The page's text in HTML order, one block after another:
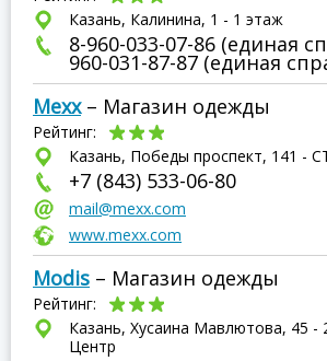
Казань, Калинина, 1 - 1 этаж
8-960-033-07-86 (единая
960-031-87-87 (единая
Mexx– Магазин одежды
Рейтинг:
Казань, Победы проспект, 141 -
+7 (843) 533-06-80
mail@mexx.com
www.mexx.com
Modis – Магазин одежды
Рейтинг:
Казань, Хусаина Мавлютова, 45 -
Центр